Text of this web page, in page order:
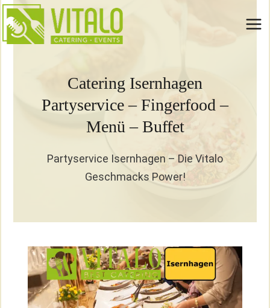
Zum
Inhalt
springen
Catering Isernhagen
Partyservice – Fingerfood –
Menü – Buffet
Partyservice Isernhagen – Die Vitalo
Geschmacks Power!